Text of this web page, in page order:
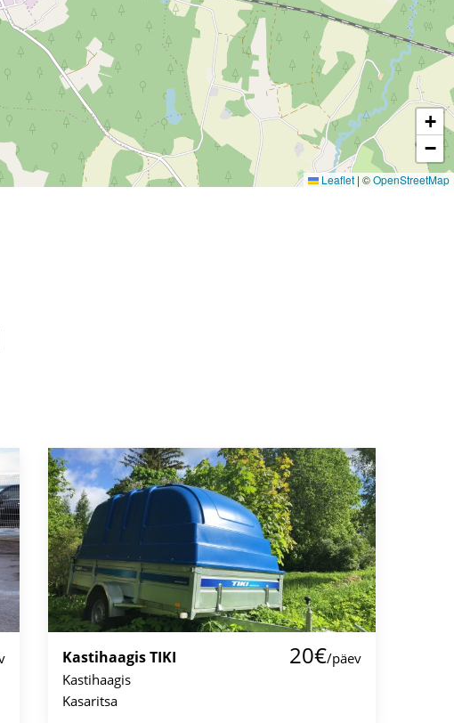
+
−
Leaflet | ©OpenStreetMap
Kastihaagis TIKI 20€/päev
Kastihaagis
Kasaritsa